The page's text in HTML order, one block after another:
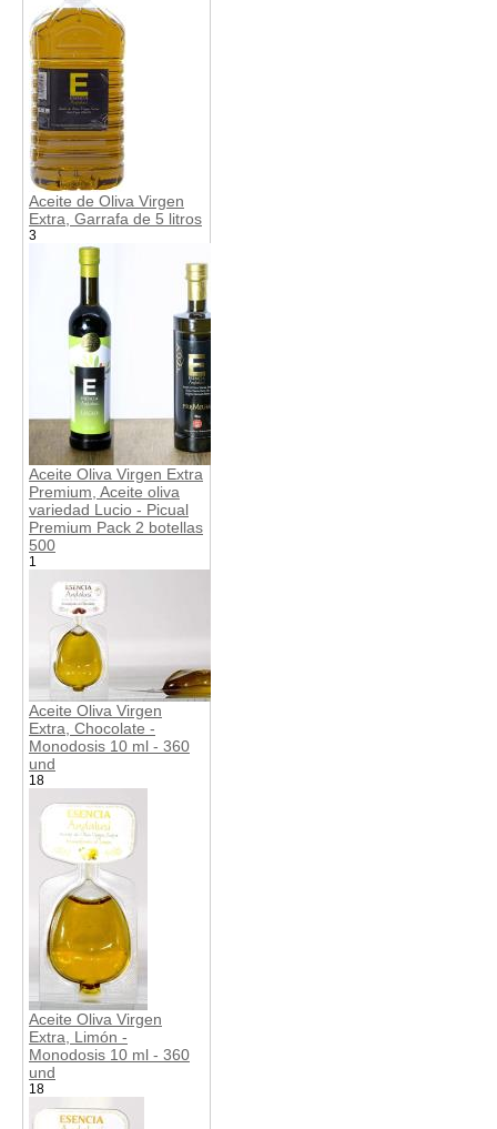
Aceite de Oliva Virgen
Extra, Garrafa de 5 litros
3
Aceite Oliva Virgen Extra
Premium, Aceite oliva
variedad Lucio - Picual
Premium Pack 2 botellas
500
1
Aceite Oliva Virgen
Extra, Chocolate -
Monodosis 10 ml - 360
und
18
Aceite Oliva Virgen
Extra, Limón -
Monodosis 10 ml - 360
und
18